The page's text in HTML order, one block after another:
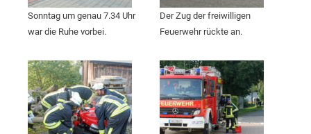
Sonntag um genau 7.34 Uhr
war die Ruhe vorbei.
Der Zug der freiwilligen
Feuerwehr rückte an.